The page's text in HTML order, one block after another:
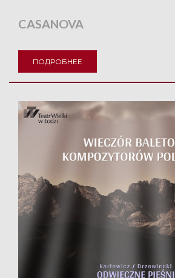
CASANOVA
ПОДРОБНЕЕ